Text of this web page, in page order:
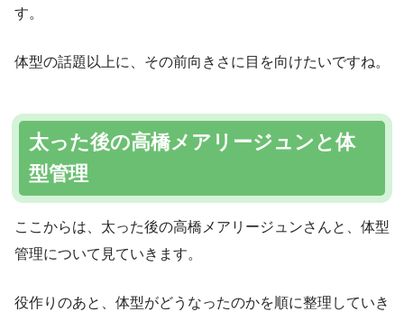
す。
体型の話題以上に、その前向きさに目を向けたいですね。
太った後の高橋メアリージュンと体
型管理
ここからは、太った後の高橋メアリージュンさんと、体型
管理について見ていきます。
役作りのあと、体型がどうなったのかを順に整理していき